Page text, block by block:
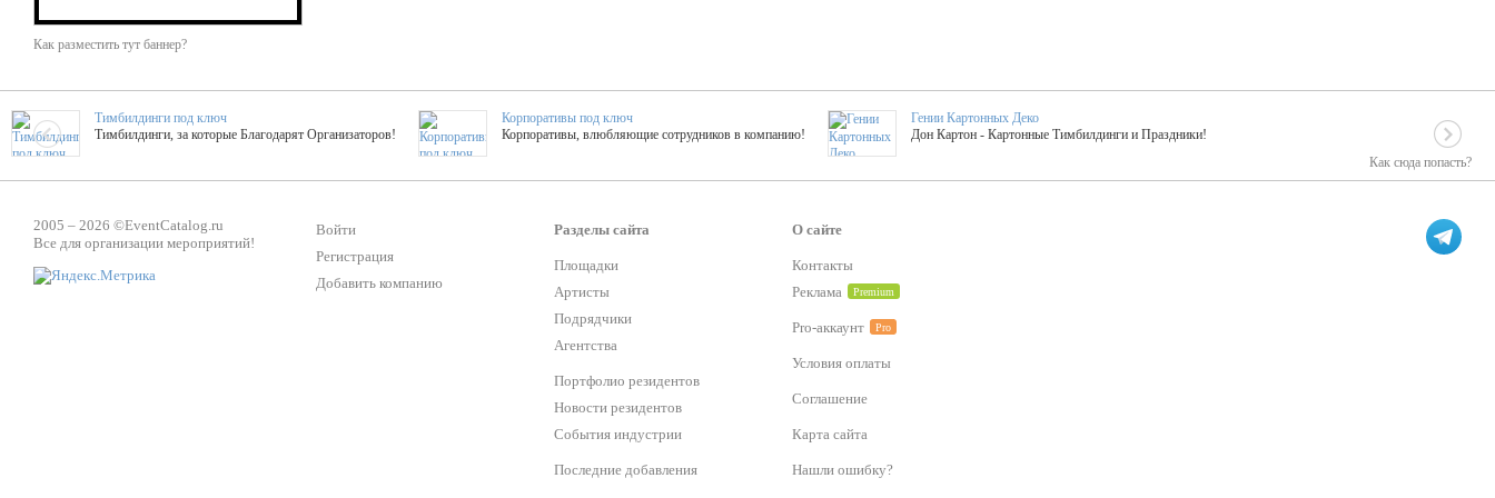
Как разместить тут баннер?
Как сюда попасть?
Тимбилдинги под ключ
Тимбилдинги, за которые Благодарят Организаторов!
Корпоративы под ключ
Корпоративы, влюбляющие сотрудников в компанию!
Гении Картонных Деко
Дон Картон - Картонные Тимбилдинги и Праздники!
ТОПовые мастер-классы на мероприятие! Гибкие цены!
ShowTex - Декор и Ди
Мастер-классы
ТОП 25 активностей! Смета за 15 минут!
Букинг компания №1
Оперативная информация о любых зарубежных артистах
Каждый второй заказ контента со скидкой в 15%
Хотите весело?
Тематический БАР от 50 000 р.
2005 – 2026 ©EventCatalog.ru
Все для организации мероприятий!
Войти
Регистрация
Добавить компанию
Разделы сайта
Площадки
Артисты
Подрядчики
Агентства
Портфолио резидентов
Новости резидентов
События индустрии
Последние добавления
О сайте
Контакты
Реклама
Premium
Pro-аккаунт Pro
Условия оплаты
Соглашение
Карта сайта
Нашли ошибку?